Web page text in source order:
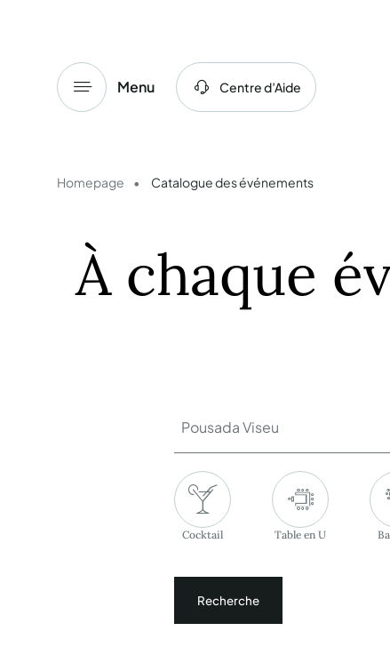
Menu Centre d’Aide
Homepage Catalogue des événements
À chaque
Pousada Viseu
Cocktail Table en U
Recherche